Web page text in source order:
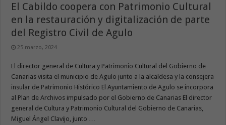
El Cabildo coopera con Patrimonio Cultural
en la restauración y digitalización de parte
del Registro Civil de Agulo
25 marzo, 2024
El director general de Cultura y Patrimonio Cultural del Gobierno de
Canarias visita el municipio de Agulo junto a la alcaldesa y la consejera
insular de Patrimonio Histórico El Ayuntamiento de Agulo se incorpora
al Plan de Archivos impulsado por el Gobierno de Canarias El director
general de Cultura y Patrimonio Cultural del Gobierno de Canarias,
Miguel Ángel Clavijo, junto …